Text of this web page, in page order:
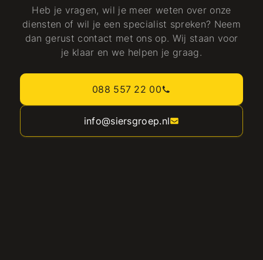
Heb je vragen, wil je meer weten over onze
diensten of wil je een specialist spreken? Neem
dan gerust contact met ons op. Wij staan voor
je klaar en we helpen je graag.
088 557 22 00
info@siersgroep.nl